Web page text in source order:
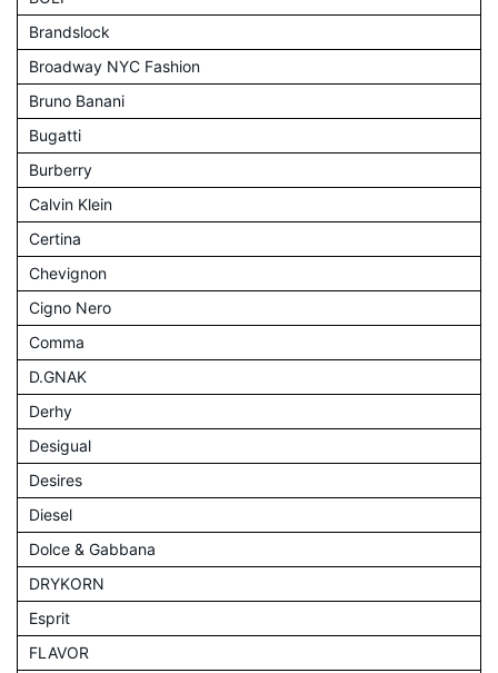
Brandslock
Broadway NYC Fashion
Bruno Banani
Bugatti
Burberry
Calvin Klein
Certina
Chevignon
Cigno Nero
Comma
D.GNAK
Derhy
Desigual
Desires
Diesel
Dolce & Gabbana
DRYKORN
Esprit
FLAVOR